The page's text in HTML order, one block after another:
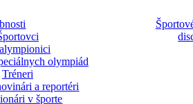
olympiád
Tréneri
a reportéri
v športe